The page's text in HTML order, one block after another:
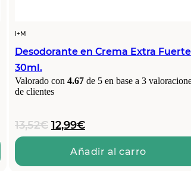
I+M
Desodorante en Crema Extra Fuerte
30ml.
Valorado con 4.67 de 5 en base a 3
de clientes
13,52€ El
precio
original
era:
12,99€El
precio
actual
es:
Añadir al carro